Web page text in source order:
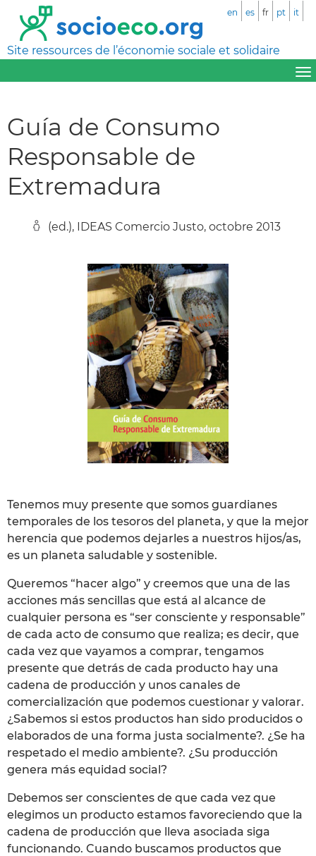
Site ressources de l’économie sociale et solidaire
en es fr pt it
Guía de Consumo
Responsable de
Extremadura
(ed.), IDEAS Comercio Justo, octobre 2013
Tenemos muy presente que somos guardianes
temporales de los tesoros del planeta, y que la mejor
herencia que podemos dejarles a nuestros hijos/as,
es un planeta saludable y sostenible.
Queremos “hacer algo” y creemos que una de las
acciones más sencillas que está al alcance de
cualquier persona es “ser consciente y responsable”
de cada acto de consumo que realiza; es decir, que
cada vez que vayamos a comprar, tengamos
presente que detrás de cada producto hay una
cadena de producción y unos canales de
comercialización que podemos cuestionar y valorar.
¿Sabemos si estos productos han sido producidos o
elaborados de una forma justa socialmente?. ¿Se ha
respetado el medio ambiente?. ¿Su producción
genera más equidad social?
Debemos ser conscientes de que cada vez que
elegimos un producto estamos favoreciendo que la
cadena de producción que lleva asociada siga
funcionando. Cuando buscamos productos que